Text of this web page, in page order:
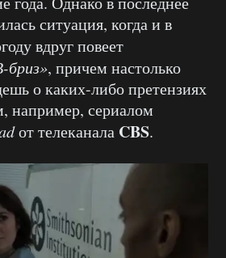
ситуация, когда и в
вдруг повеет
бриз», причем настолько
о каких-либо претензиях
например, сериалом
от телеканала CBS.